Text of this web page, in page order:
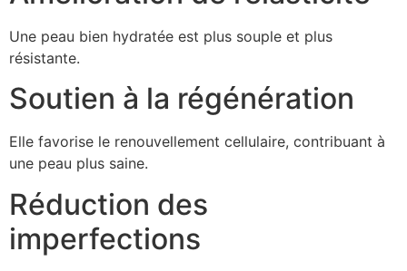
Une peau bien hydratée est plus souple et plus
résistante.
Soutien à la régénération
Elle favorise le renouvellement cellulaire, contribuant à
une peau plus saine.
Réduction des
imperfections